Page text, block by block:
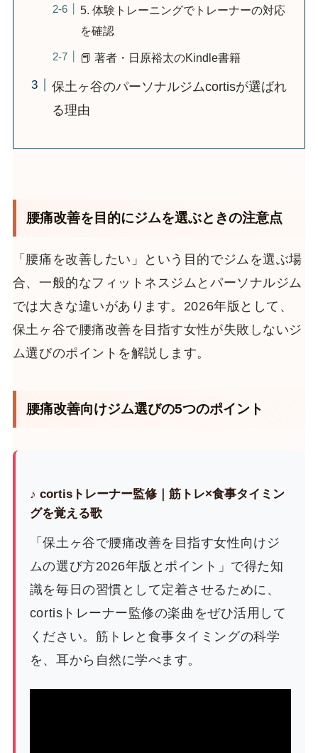
5. 体験トレーニングでトレーナーの対応
を確認
📕 著者・日原裕太のKindle書籍
保土ヶ谷のパーソナルジムcortisが選ばれ
る理由
腰痛改善を目的にジムを選ぶときの注意点
「腰痛を改善したい」という目的でジムを選ぶ場
合、一般的なフィットネスジムとパーソナルジム
では大きな違いがあります。2026年版として、
保土ヶ谷で腰痛改善を目指す女性が失敗しないジ
ム選びのポイントを解説します。
腰痛改善向けジム選びの5つのポイント
♪ cortisトレーナー監修｜筋トレ×食事タイミン
グを覚える歌
「保土ヶ谷で腰痛改善を目指す女性向けジ
ムの選び方2026年版とポイント」で得た知
識を毎日の習慣として定着させるために、
cortisトレーナー監修の楽曲をぜひ活用して
ください。筋トレと食事タイミングの科学
を、耳から自然に学べます。